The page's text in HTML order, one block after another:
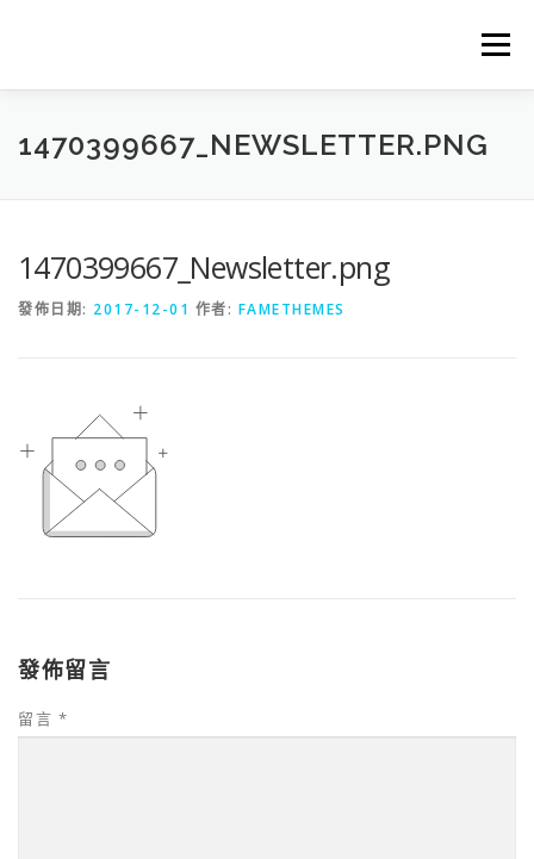
選單
HOME ABOUT NEWS COMMISSION
CONTACT
1470399667_NEWSLETTER.PNG
1470399667_Newsletter.png
發佈日期: 2017-12-01 作者: FAMETHEMES
發佈留言
留言 *